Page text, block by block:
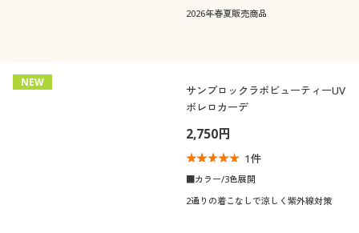
2026年春夏販売商品
NEW
サンブロックラボビューティーUV
ボレロカーデ
2,750円
1件
■カラー/3色展開
2通りの着こなしで涼しく紫外線対策